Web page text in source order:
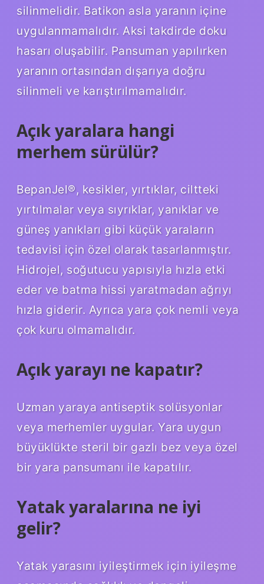
silinmelidir. Batikon asla yaranın içine
uygulanmamalıdır. Aksi takdirde doku
hasarı oluşabilir. Pansuman yapılırken
yaranın ortasından dışarıya doğru
silinmeli ve karıştırılmamalıdır.
Açık yaralara hangi
merhem sürülür?
BepanJel®, kesikler, yırtıklar, ciltteki
yırtılmalar veya sıyrıklar, yanıklar ve
güneş yanıkları gibi küçük yaraların
tedavisi için özel olarak tasarlanmıştır.
Hidrojel, soğutucu yapısıyla hızla etki
eder ve batma hissi yaratmadan ağrıyı
hızla giderir. Ayrıca yara çok nemli veya
çok kuru olmamalıdır.
Açık yarayı ne kapatır?
Uzman yaraya antiseptik solüsyonlar
veya merhemler uygular. Yara uygun
büyüklükte steril bir gazlı bez veya özel
bir yara pansumanı ile kapatılır.
Yatak yaralarına ne iyi
gelir?
Yatak yarasını iyileştirmek için iyileşme